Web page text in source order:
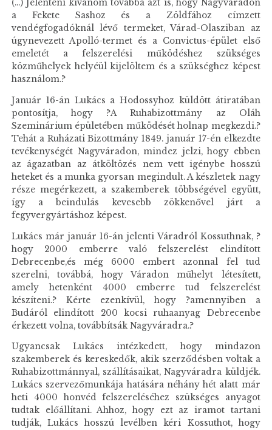
(...) Jelenteni kívánom továbbá azt is, hogy Nagyváradon
a Fekete Sashoz és a Zöldfához címzett
vendégfogadóknál lévő termeket, Várad-Olasziban az
úgynevezett Apolló-termet és a Convictus-épület első
emeletét a felszerelési működéshez szükséges
közműhelyek helyéül kijelöltem és a szükséghez képest
használom.?
Január 16-án Lukács a Hodossyhoz küldött átiratában
pontosítja, hogy ?A Ruhabizottmány az Oláh
Szeminárium épületében működését holnap megkezdi.?
Tehát a Ruházati Bizottmány 1849. január 17-én elkezdte
tevékenységét Nagyváradon, mindez jelzi, hogy ebben
az ágazatban az átköltözés nem vett igénybe hosszú
heteket és a munka gyorsan megindult. A készletek nagy
része megérkezett, a szakemberek többségével együtt,
így a beindulás kevesebb zökkenővel járt a
fegyvergyártáshoz képest.
Lukács már január 16-án jelenti Váradról Kossuthnak, ?
hogy 2000 emberre való felszerelést elindított
Debrecenbe,és még 6000 embert azonnal fel tud
szerelni, továbbá, hogy Váradon műhelyt létesített,
amely hetenként 4000 emberre tud felszerelést
készíteni.? Kérte ezenkívül, hogy ?amennyiben a
Budáról elindított 200 kocsi ruhaanyag Debrecenbe
érkezett volna, továbbítsák Nagyváradra.?
Ugyancsak Lukács intézkedett, hogy mindazon
szakemberek és kereskedők, akik szerződésben voltak a
Ruhabizottmánnyal, szállításaikat, Nagyváradra küldjék.
Lukács szervezőmunkája hatására néhány hét alatt már
heti 4000 honvéd felszereléséhez szükséges anyagot
tudtak előállítani. Ahhoz, hogy ezt az iramot tartani
tudják, Lukács hosszú levélben kéri Kossuthot, hogy